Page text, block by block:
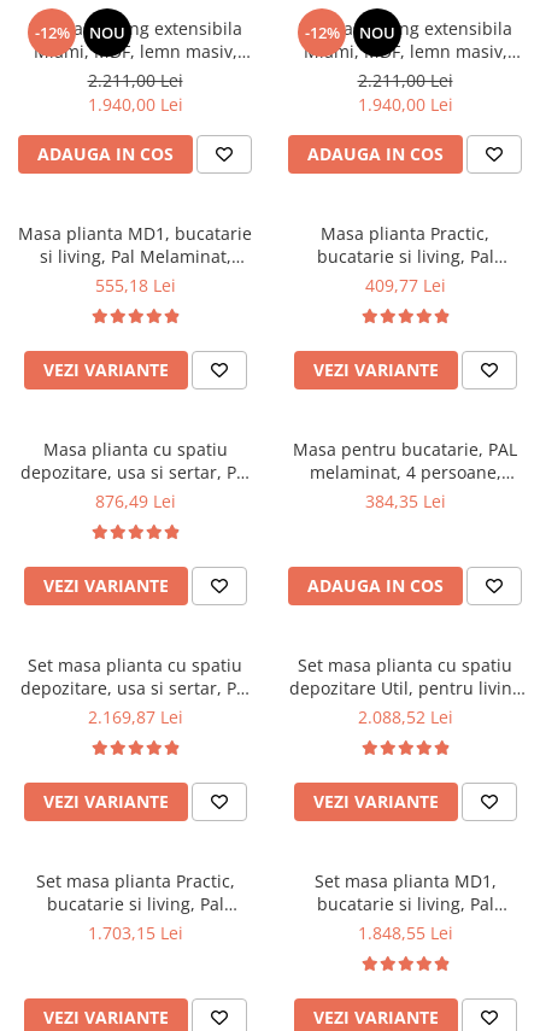
Mobila camera copii
Scaune birou pentru copii
Saltele patuturi copii
Paturi copii
Masa si scaune gradinita
Seturi comode living si dormitor
-12% NOU
Set masa living extensibila
Miami, MDF, lemn masiv,
120/150 x 80 x 73.8 cm si 6
scaune Vienna, tapitat stofa,
94x49x40 cm, nuc/maro
2.211,00 Lei
1.940,00 Lei
ADAUGA IN COS
-12% NOU
Set masa living extensibila
Miami, MDF, lemn masiv,
120/150 x 80 x 73.8 cm si 6
scaune Vienna, tapitat stofa,
94x49x40 cm, alb/gri
2.211,00 Lei
1.940,00 Lei
ADAUGA IN COS
Masa plianta MD1, bucatarie
si living, Pal Melaminat,
colturi rotunjite, 6 persoane,
555,18 Lei
VEZI VARIANTE
Masa plianta Practic,
bucatarie si living, Pal
Melaminat, insertii lemn
rotunjite, 120x74x75 cm,
stejar sonoma
409,77 Lei
VEZI VARIANTE
Masa plianta cu spatiu
depozitare, usa si sertar, Pal
Melaminat, structura lemn
160x96x80 cm, fag
876,49 Lei
VEZI VARIANTE
Masa pentru bucatarie, PAL
melaminat, 4 persoane,
100x60x73 cm, stejar
384,35 Lei
ADAUGA IN COS
Set masa plianta cu spatiu
depozitare, usa si sertar, Pal
Melaminat, 160x96x80 cm si 6
cu piele ecologica, fag
2.169,87 Lei
VEZI VARIANTE
Set masa plianta cu spatiu
depozitare Util, pentru living
si bucatarie, PAL, structura
160x96x80 cm si 6 scaune
pliante, tapitate, piele
ecologica, fag
2.088,52 Lei
VEZI VARIANTE
Set masa plianta Practic,
bucatarie si living, Pal
Melaminat, insertii lemn
pliante, tapitate, piele
ecologica, fag
1.703,15 Lei
VEZI VARIANTE
Set masa plianta MD1,
bucatarie si living, Pal
Melaminat, colturi rotunjite, 6
scaune pliante lemn, tapitate
cu piele ecologica, fag
1.848,55 Lei
VEZI VARIANTE